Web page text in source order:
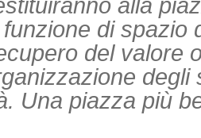
alla
di spazio
del valore
degli
Una piazza più